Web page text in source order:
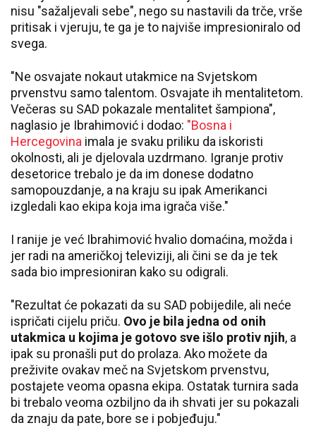
nisu "sažaljevali sebe", nego su nastavili da trče, vrše
pritisak i vjeruju, te ga je to najviše impresioniralo od
svega.
"Ne osvajate nokaut utakmice na Svjetskom
prvenstvu samo talentom. Osvajate ih mentalitetom.
Večeras su SAD pokazale mentalitet šampiona",
naglasio je Ibrahimović i dodao: "Bosna i
Hercegovina imala je svaku priliku da iskoristi
okolnosti, ali je djelovala uzdrmano. Igranje protiv
desetorice trebalo je da im donese dodatno
samopouzdanje, a na kraju su ipak Amerikanci
izgledali kao ekipa koja ima igrača više."
I ranije je već Ibrahimović hvalio domaćina, možda i
jer radi na američkoj televiziji, ali čini se da je tek
sada bio impresioniran kako su odigrali.
"Rezultat će pokazati da su SAD pobijedile, ali neće
ispričati cijelu priču. Ovo je bila jedna od onih
utakmica u kojima je gotovo sve išlo protiv njih, a
ipak su pronašli put do prolaza. Ako možete da
preživite ovakav meč na Svjetskom prvenstvu,
postajete veoma opasna ekipa. Ostatak turnira sada
bi trebalo veoma ozbiljno da ih shvati jer su pokazali
da znaju da pate, bore se i pobjeđuju."